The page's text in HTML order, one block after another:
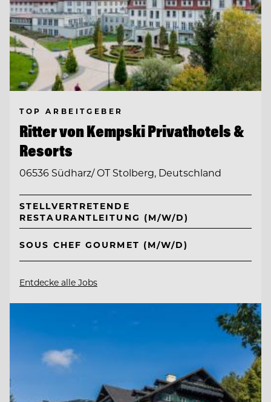
TOP ARBEITGEBER
Ritter von Kempski Privathotels &
Resorts
06536 Südharz/ OT Stolberg, Deutschland
STELLVERTRETENDE
RESTAURANTLEITUNG (M/W/D)
SOUS CHEF GOURMET (M/W/D)
Entdecke alle Jobs